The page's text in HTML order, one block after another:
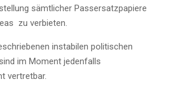
sämtlicher Passersatzpapiere
zu verbieten.
instabilen politischen
im Moment jedenfalls
vertretbar.